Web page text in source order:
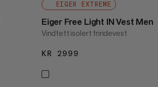
EIGER EXTREME
Eiger Free Light IN Vest Men
Vindtett isolert friridevest
KR 2999